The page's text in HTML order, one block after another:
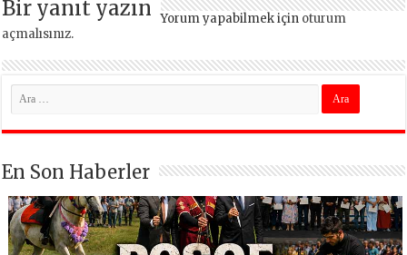
Bir yanıt yazın Yorum yapabilmek için oturum
açmalısınız.
En Son Haberler